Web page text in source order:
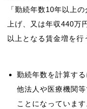
「勤続年数10年以上
上げ、又は年収440万
勤続年数を計算す
他法人や医療機関
ことになっています